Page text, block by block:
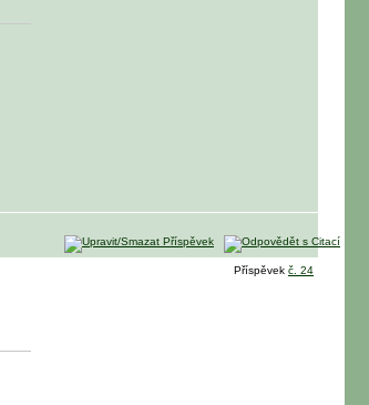
Příspěvek č. 24